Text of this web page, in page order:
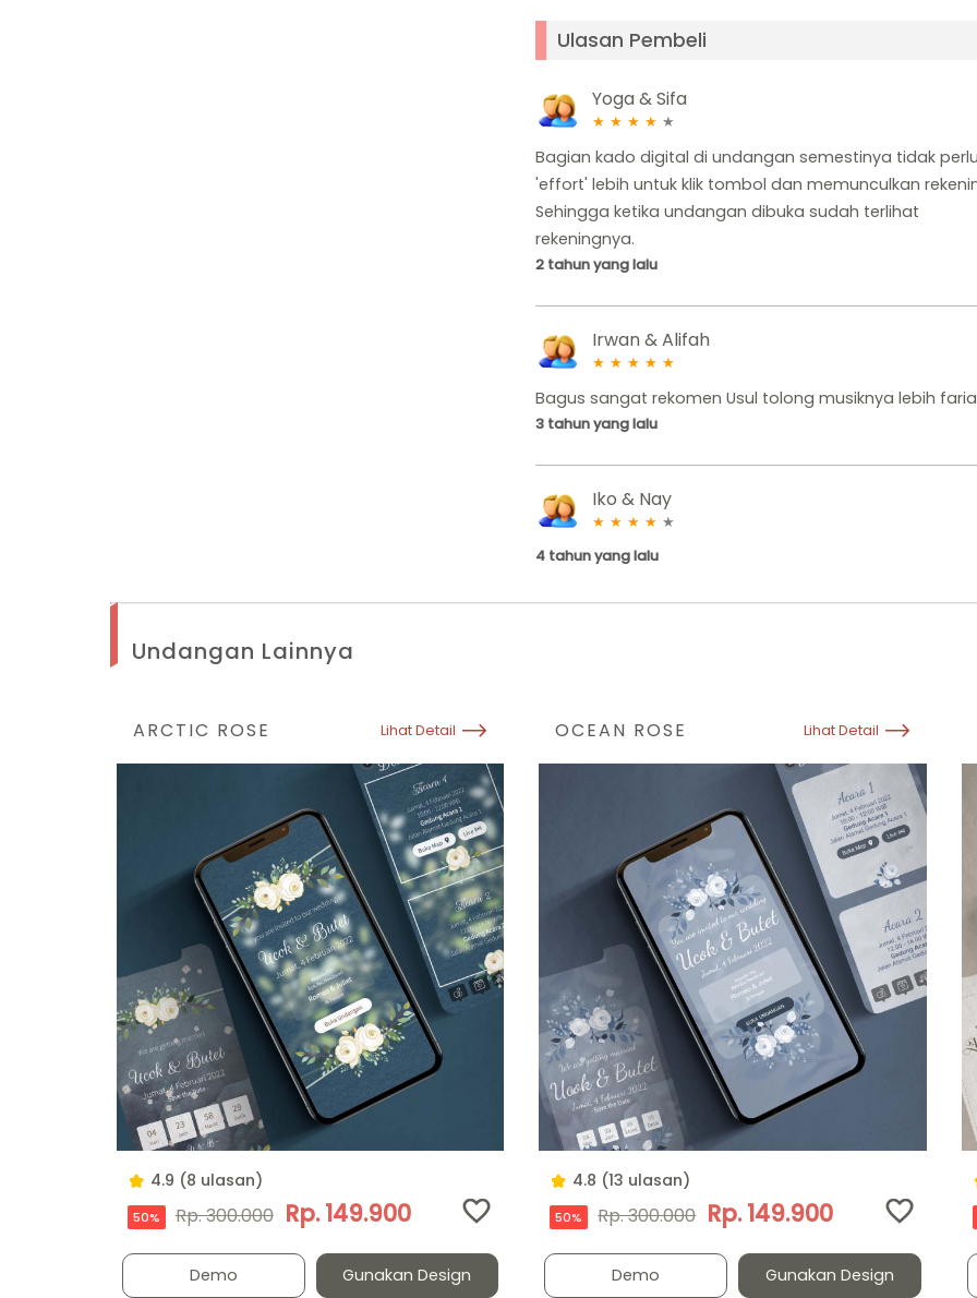
Ulasan Pembeli
Yoga & Sifa
★ ★ ★ ★ ★
Bagian kado digital di undangan semestinya tidak perlu
'effort' lebih untuk klik tombol dan memunculkan
Sehingga ketika undangan dibuka sudah terlihat
rekeningnya.
2 tahun yang lalu
Irwan & Alifah
★ ★ ★ ★ ★
Bagus sangat rekomen Usul tolong musiknya lebih
3 tahun yang lalu
Iko & Nay
★ ★ ★ ★ ★
4 tahun yang lalu
Undangan Lainnya
ARCTIC ROSE Lihat Detail
4.9 (8 ulasan)
50% Rp. 300.000 Rp. 149.900
Demo Gunakan Design
OCEAN ROSE Lihat Detail
4.8 (13 ulasan)
50% Rp. 300.000 Rp. 149.900
Demo Gunakan Design